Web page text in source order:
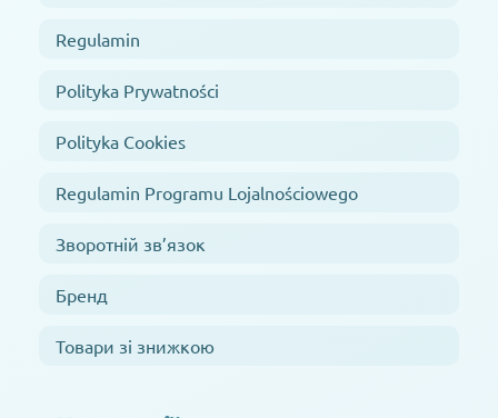
Regulamin
Polityka Prywatności
Polityka Cookies
Regulamin Programu Lojalnościowego
Зворотній зв’язок
Бренд
Товари зі знижкою